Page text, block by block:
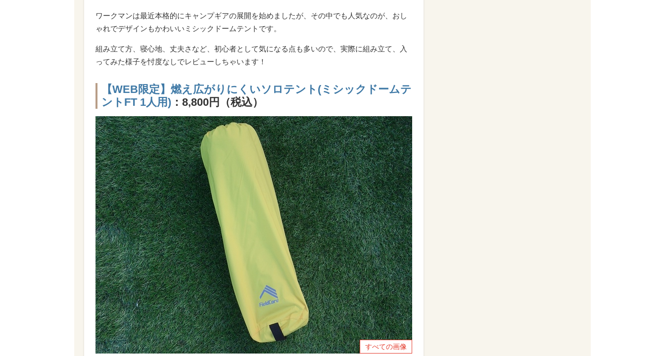
ワークマンは最近本格的にキャンプギアの展開を始めましたが、その中でも人気なのが、おし
ゃれでデザインもかわいいミシックドームテントです。
組み立て方、寝心地、丈夫さなど、初心者として気になる点も多いので、実際に組み立て、入
ってみた様子を忖度なしでレビューしちゃいます！
【WEB限定】燃え広がりにくいソロテント(ミシックドームテ
ントFT 1人用) ：8,800円（税込）
すべての画像